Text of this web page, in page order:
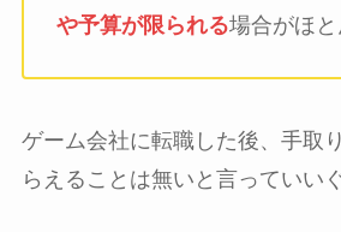
や予算が限られる場合がほと
ゲーム会社に転職した後、手取
らえることは無いと言っていい